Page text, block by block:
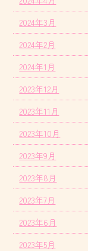
2024年3月
2024年2月
2024年1月
2023年12月
2023年11月
2023年10月
2023年9月
2023年8月
2023年7月
2023年6月
2023年5月